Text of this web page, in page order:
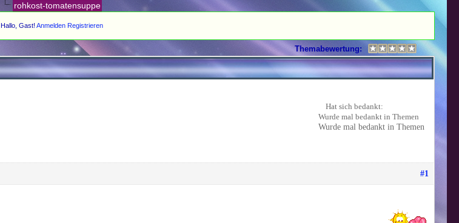
rohkost-tomatensuppe
Hallo, Gast! Anmelden Registrieren
Themabewertung:
Hat sich bedankt:
Wurde mal bedankt in Themen
Wurde mal bedankt in Themen
#1